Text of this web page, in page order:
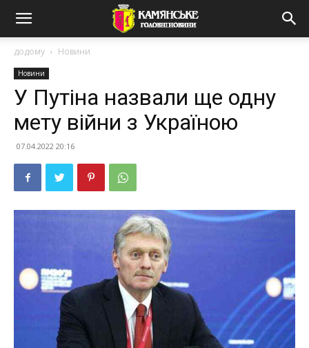
додому Новини
Новини
У Путіна назвали ще одну
мету війни з Україною
07.04.2022 20:16